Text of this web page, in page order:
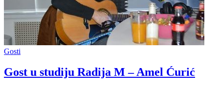
Gosti
Gost u studiju Radija M – Amel Ćurić